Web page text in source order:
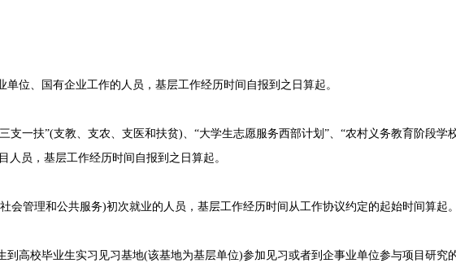
位、国有企业工作的人员，基层工作经历时间自报到之日算起。
一扶”(支教、支农、支医和扶贫)、“大学生志愿服务西部计划”、“农村义务教育阶段学
人员，基层工作经历时间自报到之日算起。
管理和公共服务)初次就业的人员，基层工作经历时间从工作协议约定的起始时间算起。
高校毕业生实习见习基地(该基地为基层单位)参加见习或者到企事业单位参与项目研究